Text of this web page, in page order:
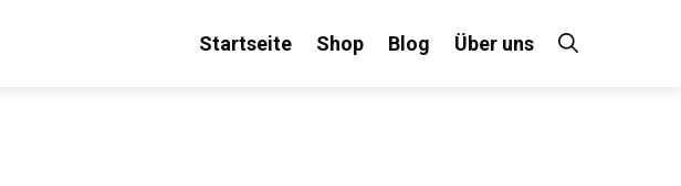
Startseite Shop Blog Über uns